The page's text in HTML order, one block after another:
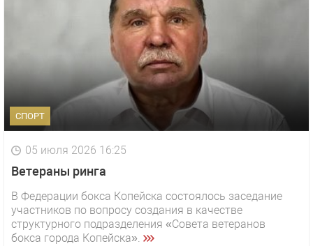
СПОРТ
05 июля 2026 16:25
Ветераны ринга
В Федерации бокса Копейска состоялось заседание
участников по вопросу создания в качестве
структурного подразделения «Совета ветеранов
бокса города Копейска».